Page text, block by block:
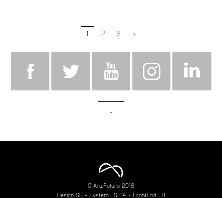
1 2 3 >
⇡
© Arq.Futuro 2018
Design SB- System FS314 - FrontEnd LR